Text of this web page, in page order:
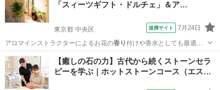
「スィーツギフト・ドルチェ」＆ア…
東京都 中央区 提携サイト 7月24日
アロマインストラクターによるお花の香り付けや香水としても最適な
アロマ香水作…
東京 中央区 プリザーブドフラワー
【癒しの石の力】古代から続くストーンセラ
ピーを学ぶ｜ホットストーンコース（エス…